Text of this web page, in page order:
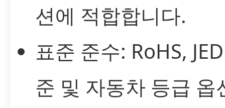
션에 적합합니다.
표준 준수: RoHS,
준 및 자동차 등급 옵